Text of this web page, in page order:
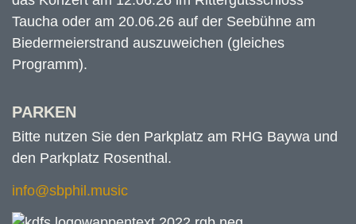
Taucha oder am 20.06.26 auf der Seebühne am
Biedermeierstrand auszuweichen (gleiches
Programm).
PARKEN
Bitte nutzen Sie den Parkplatz am RHG Baywa und
den Parkplatz Rosenthal.